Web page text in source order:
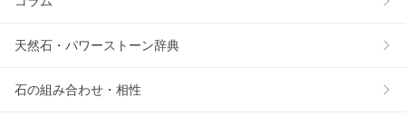
天然石・パワーストーン辞典
石の組み合わせ・相性